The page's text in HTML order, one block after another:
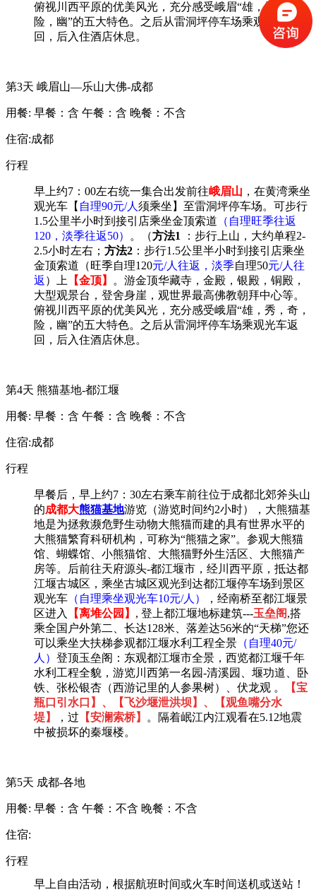
俯视川西平原的优美风光，充分感受峨眉“雄，秀，奇，
险，幽”的五大特色。之后从雷洞坪停车场乘观光车返
回，后入住酒店休息 。
第3天 峨眉山—乐山大佛-成都
用餐: 早餐：含 午餐：含 晚餐：不含
住宿:成都
行程
早上约7 ： 00左右统一集合出发前往峨眉山 ， 在黄湾乘坐
观光车【 自理90元/人 须乘坐 】至雷洞坪停车场。 可步行
1.5公里半小时到接引店乘坐金顶索道 （自理旺季往返
120，淡季往返50） 。 （方法1 ：步行上山，大约单程2-
2.5小时左右； 方法2 ：步行1.5公里半小时到接引店乘坐
金顶索道 （旺季自理120元/人往返 ，淡季自理50元/人往
返 ） 上 【金顶】 。 游金顶华藏寺，金殿，银殿，铜殿，
大型观景台 ， 登舍身崖，观世界最高佛教朝拜中心等。
俯视川西平原的优美风光，充分感受峨眉“雄，秀，奇，
险，幽”的五大特色。之后从雷洞坪停车场乘观光车返
回，后入住酒店休息 。
第4天 熊猫基地-都江堰
用餐: 早餐：含 午餐：含 晚餐：不含
住宿:成都
行程
早餐后， 早上约7：30左右乘车前往位于成都北郊斧头山
的成都大熊猫基地游览（游览时间约2小时），大熊猫基
地是为拯救濒危野生动物大熊猫而建的具有世界水平的
大熊猫繁育科研机构，可称为“熊猫之家”。参观大熊猫
馆、蝴蝶馆、小熊猫馆、大熊猫野外生活区、大熊猫产
房等。
后前往天府源头-都江堰市，经川西平原，抵达都
江堰古城区 ， 乘坐古城区观光到达都江堰停车场到景区
观光车 （自理乘坐观光车10元/人） ， 经南桥至都江堰景
区进入
【离堆公园】 , 登上都江堰地标建筑---玉垒阁,搭
乘全国户外第二、长达128米、落差达56米的“天梯”您还
可以乘坐大扶梯参观都江堰水利工程全景 （自理40元/
人） 登顶玉垒阁：东观都江堰市全景，西览都江堰千年
水利工程全貌，游览川西第一名园-清溪园、堰功道、卧
铁、张松银杏（西游记里的人参果树）、伏龙观 。
【宝
瓶口引水口】、【飞沙堰泄洪坝】、【观鱼嘴分水
堤】
，过 【安澜索桥】 。隔着岷江内江观看在5.12地震
中被损坏的秦堰楼。
第5天 成都-各地
用餐: 早餐：含 午餐：不含 晚餐：不含
住宿:
行程
早上 自由活动，根据航班时间或火车时间送机或送站！